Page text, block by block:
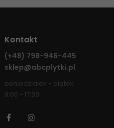
Kontakt
(+48) 798-946-445
sklep@abcplytki.pl
poniedziałek - piątek
8:00 - 17:00
Facebook